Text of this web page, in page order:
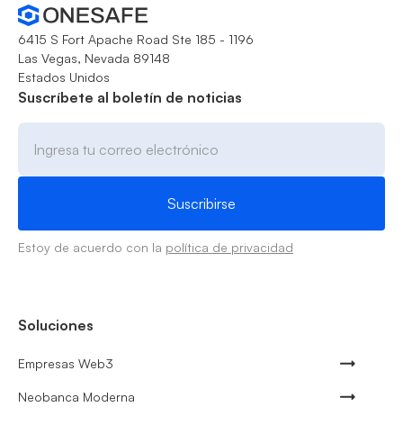
6415 S Fort Apache Road Ste 185 - 1196
Las Vegas, Nevada 89148
Estados Unidos
Suscríbete al boletín de noticias
Estoy de acuerdo con la política de privacidad
Soluciones
Empresas Web3
Neobanca Moderna